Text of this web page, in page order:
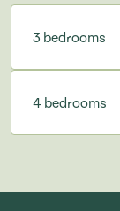
3 bedrooms
4 bedrooms